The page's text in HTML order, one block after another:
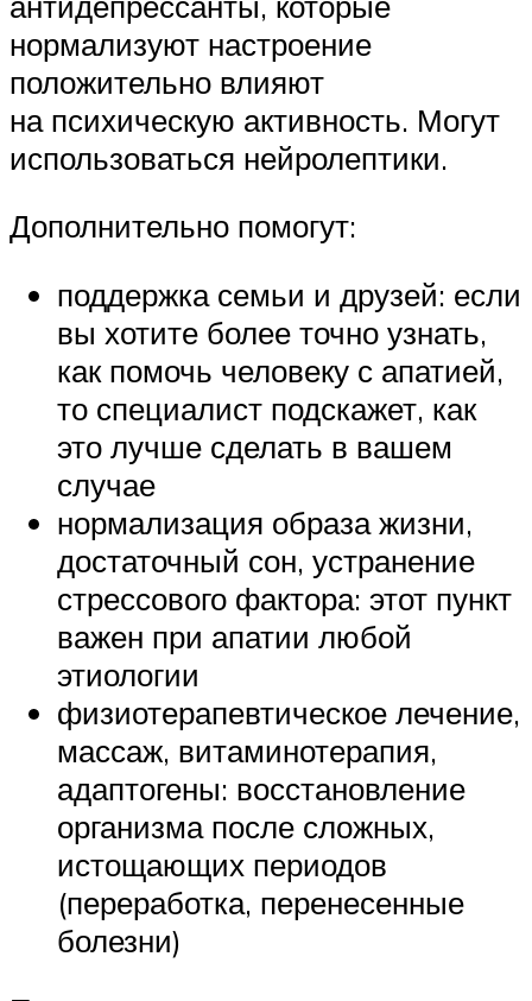
нормализуют настроение
положительно влияют
на психическую активность. Могут
использоваться нейролептики.
Дополнительно помогут:
поддержка семьи и друзей: если
вы хотите более точно узнать,
как помочь человеку с апатией,
то специалист подскажет, как
это лучше сделать в вашем
случае
нормализация образа жизни,
достаточный сон, устранение
стрессового фактора: этот пункт
важен при апатии любой
этиологии
физиотерапевтическое лечение,
массаж, витаминотерапия,
адаптогены: восстановление
организма после сложных,
истощающих периодов
(переработка, перенесенные
болезни)